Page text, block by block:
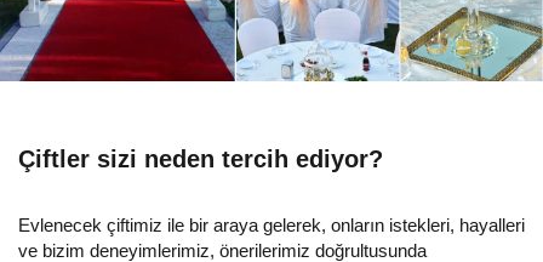
Çiftler sizi neden tercih ediyor?
Evlenecek çiftimiz ile bir araya gelerek, onların istekleri, hayalleri
ve bizim deneyimlerimiz, önerilerimiz doğrultusunda